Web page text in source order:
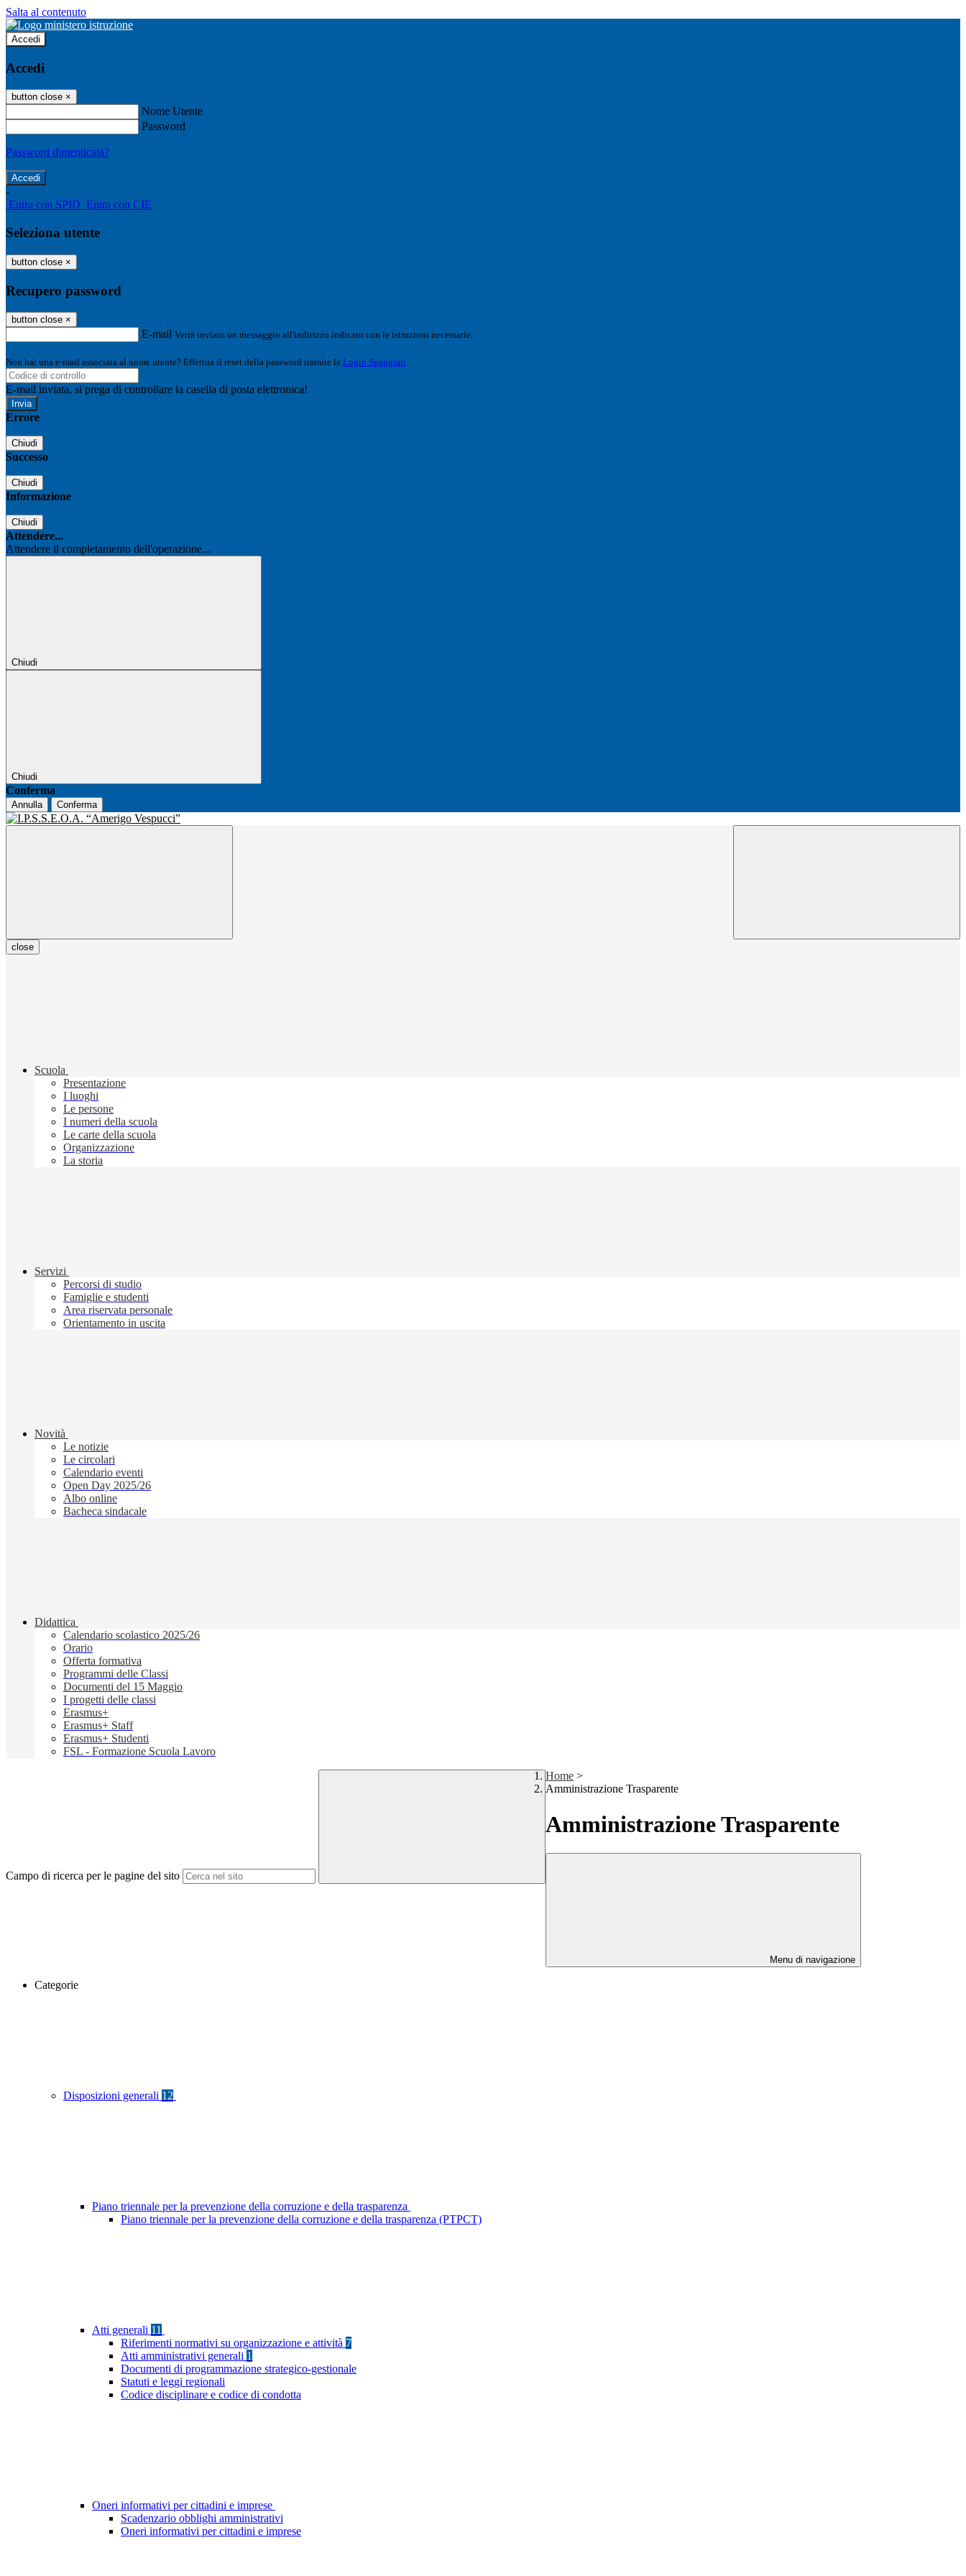
Salta al contenuto
Accedi
Accedi
button close ×
Nome Utente
Password
Password dimenticata?
-
Entra con SPID Entra con CIE
Seleziona utente
button close ×
Recupero password
button close ×
E-mail Verrà inviato un messaggio all'indirizzo indicato con le istruzioni necessarie.
Non hai una e-mail associata al nome utente? Effettua il reset della password tramite la Login Spaggiari
E-mail inviata, si prega di controllare la casella di posta elettronica!
Errore
Chiudi
Successo
Chiudi
Informazione
Chiudi
Attendere...
Attendere il completamento dell'operazione...
Chiudi
Chiudi
Conferma
Annulla Conferma
close
Scuola
Presentazione
I luoghi
Le persone
I numeri della scuola
Le carte della scuola
Organizzazione
La storia
Servizi
Percorsi di studio
Famiglie e studenti
Area riservata personale
Orientamento in uscita
Novità
Le notizie
Le circolari
Calendario eventi
Open Day 2025/26
Albo online
Bacheca sindacale
Didattica
Calendario scolastico 2025/26
Orario
Offerta formativa
Programmi delle Classi
Documenti del 15 Maggio
I progetti delle classi
Erasmus+
Erasmus+ Staff
Erasmus+ Studenti
FSL - Formazione Scuola Lavoro
Campo di ricerca per le pagine del sito
Home >
Amministrazione Trasparente
Amministrazione Trasparente
Menu di navigazione
Categorie
Disposizioni generali 12
Piano triennale per la prevenzione della corruzione e della trasparenza
Piano triennale per la prevenzione della corruzione e della trasparenza (PTPCT)
Atti generali 11
Riferimenti normativi su organizzazione e attività 7
Atti amministrativi generali 1
Documenti di programmazione strategico-gestionale
Statuti e leggi regionali
Codice disciplinare e codice di condotta
Oneri informativi per cittadini e imprese
Scadenzario obblighi amministrativi
Oneri informativi per cittadini e imprese